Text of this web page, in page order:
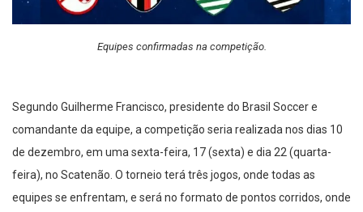
Equipes confirmadas na competição.
Segundo Guilherme Francisco, presidente do Brasil Soccer e
comandante da equipe, a competição seria realizada nos dias 10
de dezembro, em uma sexta-feira, 17 (sexta) e dia 22 (quarta-
feira), no Scatenão. O torneio terá três jogos, onde todas as
equipes se enfrentam, e será no formato de pontos corridos, onde